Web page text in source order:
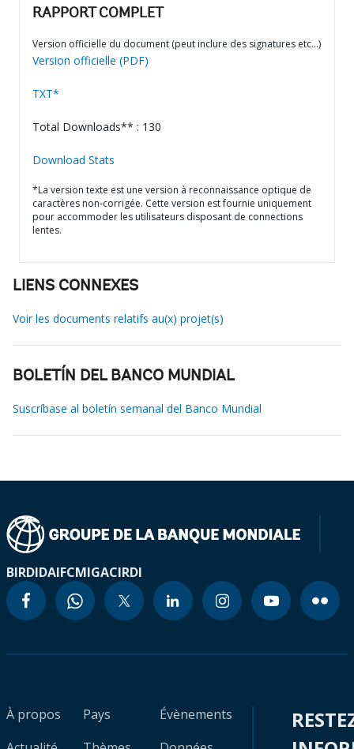
RAPPORT COMPLET
Version officielle du document (peut inclure des signatures etc…)
Version officielle (PDF)
TXT*
Total Downloads** : 130
Download Stats
*La version texte est une version à reconnaissance optique de
caractères non-corrigée. Cette version est fournie uniquement
pour accommoder les utilisateurs disposant de connections
lentes.
LIENS CONNEXES
Voir les documents relatifs au(x) projet(s)
BOLETÍN DEL BANCO MUNDIAL
Suscríbase al boletín semanal del Banco Mundial
BIRDIDAIFCMIGACIRDI
À propos
Pays
Évènements